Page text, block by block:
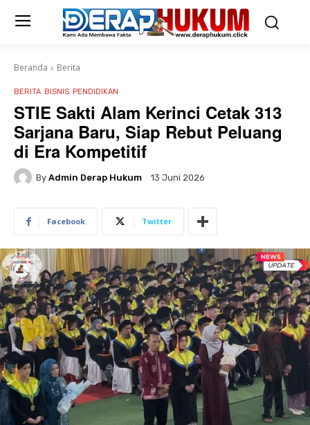
Beranda Berita
BERITA BISNIS PENDIDIKAN
STIE Sakti Alam Kerinci Cetak 313
Sarjana Baru, Siap Rebut Peluang
di Era Kompetitif
By Admin Derap Hukum 13 Juni 2026
Facebook Twitter